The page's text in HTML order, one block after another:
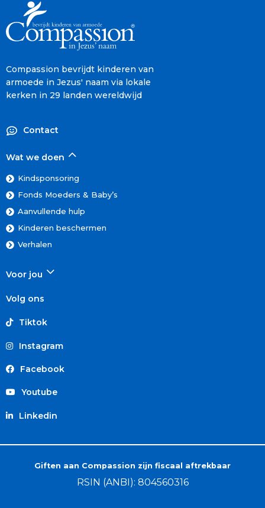
Compassion bevrijdt kinderen van
armoede in Jezus' naam via lokale
kerken in 29 landen wereldwijd
Contact
Wat we doen
Kindsponsoring
Fonds Moeders & Baby’s
Aanvullende hulp
Kinderen beschermen
Verhalen
Voor jou
Volg ons
Tiktok
Instagram
Facebook
Youtube
Linkedin
Giften aan Compassion zijn fiscaal aftrekbaar
RSIN (ANBI): 804560316